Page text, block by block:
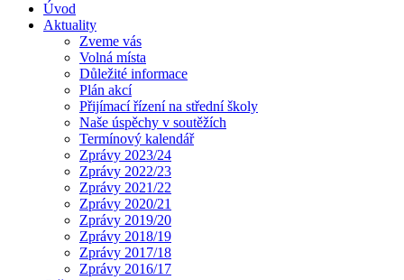
Úvod
Aktuality
Zveme vás
Volná místa
Důležité informace
Plán akcí
Přijímací řízení na střední školy
Naše úspěchy v soutěžích
Termínový kalendář
Zprávy 2023/24
Zprávy 2022/23
Zprávy 2021/22
Zprávy 2020/21
Zprávy 2019/20
Zprávy 2018/19
Zprávy 2017/18
Zprávy 2016/17